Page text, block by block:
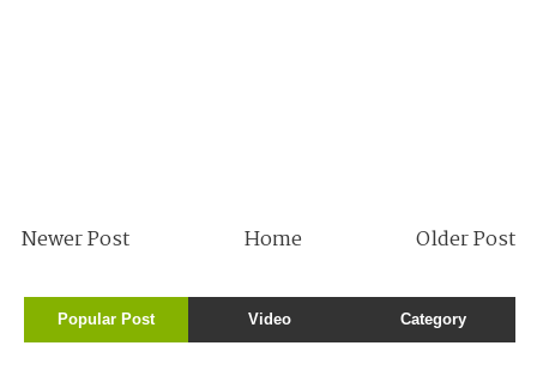
Newer Post Older Post
Home
Popular Post Video Category